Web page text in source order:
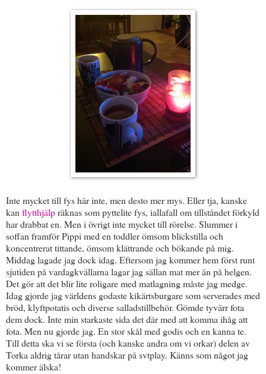
Inte mycket till fys här inte, men desto mer mys. Eller tja, kanske
kan flytthjälpräknas som pyttelite fys, iallafall om tillståndet förkyld
har drabbat en. Men i övrigt inte mycket till rörelse. Slummer i
soffan framför Pippi med en toddler ömsom blickstilla och
koncentrerat tittande, ömsom klättrande och bökande på mig.
Middag lagade jag dock idag. Eftersom jag kommer hem först runt
sjutiden på vardagkvällarna lagar jag sällan mat mer än på helgen.
Det gör att det blir lite roligare med matlagning måste jag medge.
Idag gjorde jag världens godaste kikärtsburgare som serverades med
bröd, klyftpotatis och diverse salladstillbehör. Gömde tyvärr fota
dem dock. Inte min starkaste sida det där med att komma ihåg att
fota. Men nu gjorde jag. En stor skål med godis och en kanna te.
Till detta ska vi se första (och kanske andra om vi orkar) delen av
Torka aldrig tårar utan handskar på svtplay. Känns som något jag
kommer älska!